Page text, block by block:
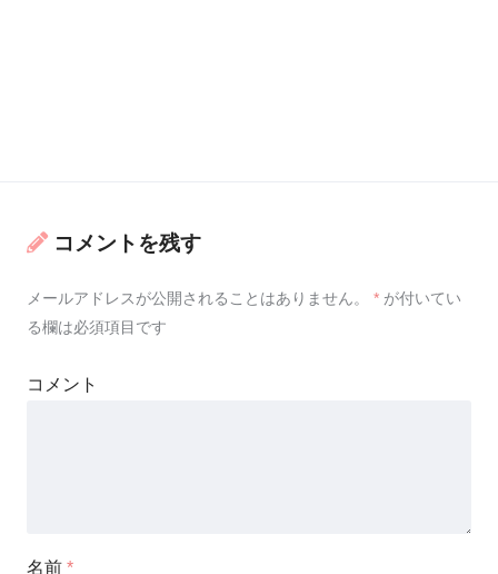
コメントを残す
メールアドレスが公開されることはありません。 * が付いてい
る欄は必須項目です
コメント
名前 *